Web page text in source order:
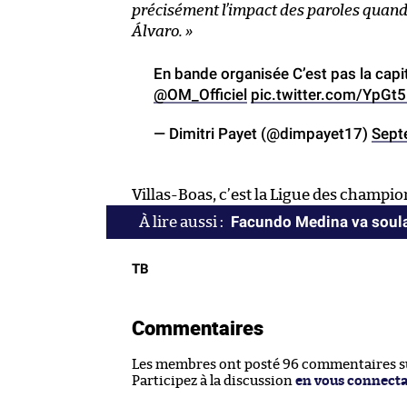
précisément l’impact des paroles
Álvaro. »
En bande organisée C’est pas la
@OM_Officiel pic.twitter.com/
— Dimitri Payet (@dimpayet17)
Villas-Boas, c’est la Ligue des
Facundo Medina va
TB
Commentaires
Les membres ont posté 96 commentaires
Participez à la discussion en vous